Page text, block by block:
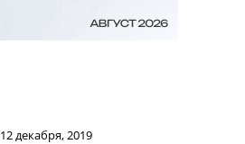
12 декабря, 2019